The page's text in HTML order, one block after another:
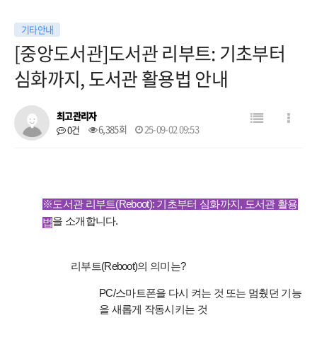
대학생활 공모전
기타안내
[중앙도서관]도서관 리부트: 기초부터
심화까지, 도서관 활용법 안내
최고관리자
0건
6,385회 25-09-02 09:53
※도서관 리부트(Reboot): 기초부터 심화까지, 도서관 활용
법을 소개합니다.
리부트(Reboot)의 의미는?
PC/스마트폰을 다시 켜는 것 또는 멈췄던 기능
을 새롭게 작동시키는 것